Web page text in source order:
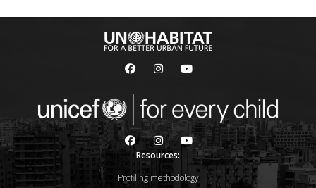
Resources:
Profiling methodology